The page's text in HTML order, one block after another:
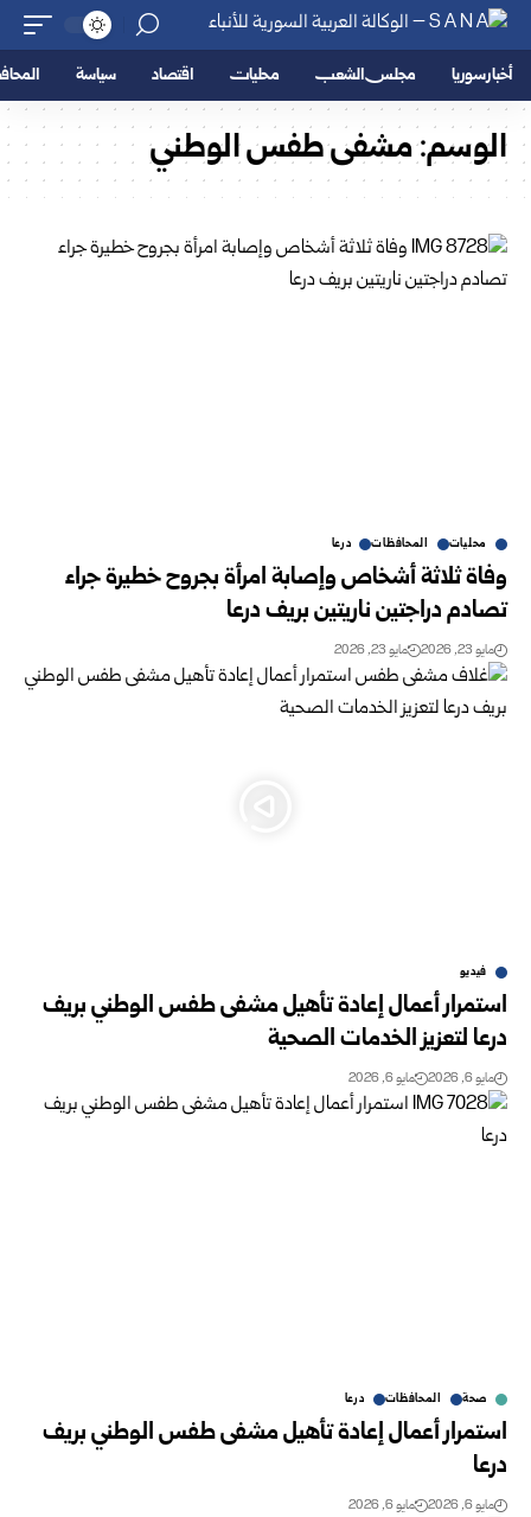
أخبار سوريا مجلس الشعب محليات اقتصاد سياسة
الوسم:مشفى طفس الوطني
محليات المحافظات درعا
وفاة ثلاثة أشخاص وإصابة امرأة بجروح خطيرة جراء
تصادم دراجتين ناريتين بريف درعا
مايو 23, 2026 مايو 23, 2026
فيديو
استمرار أعمال إعادة تأهيل مشفى طفس الوطني بريف
درعا لتعزيز الخدمات الصحية
مايو 6, 2026 مايو 6, 2026
صحة المحافظات درعا
استمرار أعمال إعادة تأهيل مشفى طفس الوطني بريف
درعا
مايو 6, 2026 مايو 6, 2026